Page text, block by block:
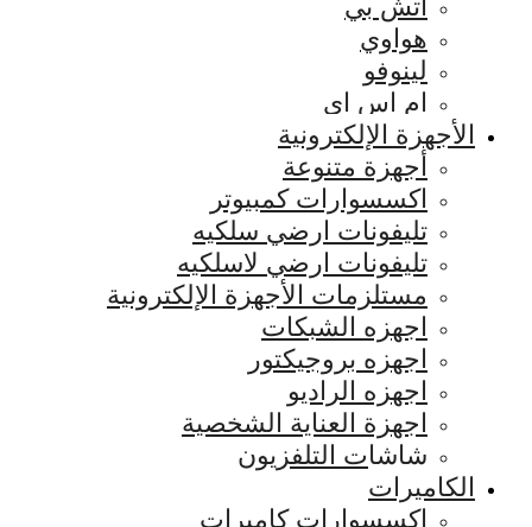
اتش بي
هواوي
لينوفو
ام اس اي
الأجهزة الإلكترونية
أجهزة متنوعة
اكسسوارات كمبيوتر
تليفونات ارضي سلكيه
تليفونات ارضي لاسلكيه
مستلزمات الأجهزة الإلكترونية
اجهزه الشبكات
اجهزه بروجيكتور
اجهزه الراديو
اجهزة العناية الشخصية
شاشات التلفزيون
الكاميرات
اكسسوارات كاميرات